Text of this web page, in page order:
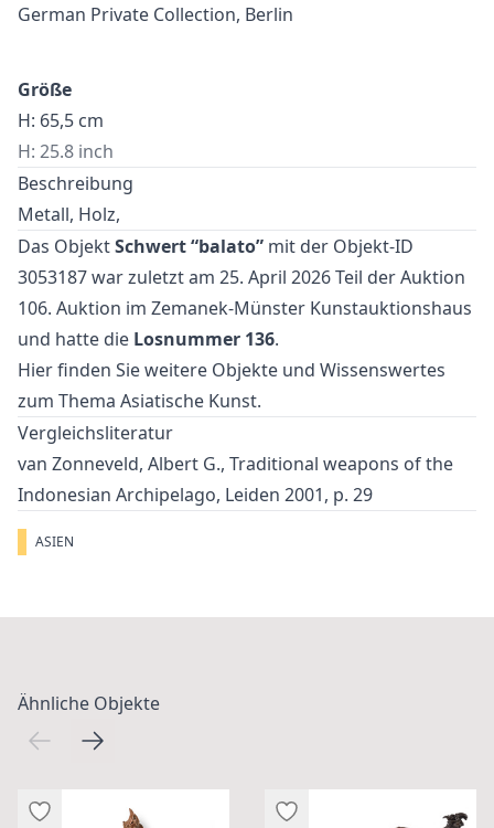
German Private Collection, Berlin
Größe
H: 65,5 cm
H: 25.8 inch
Beschreibung
Metall, Holz,
Das ObjektSchwert “balato” mit der Objekt-ID
3053187 war zuletzt am 25. April 2026 Teil der Auktion
106. Auktion im Zemanek-Münster Kunstauktionshaus
und hatte die Losnummer 136.
Hier finden Sie weitere Objekte und Wissenswertes
zum Thema Asiatische Kunst.
Vergleichsliteratur
van Zonneveld, Albert G., Traditional weapons of the
Indonesian Archipelago, Leiden 2001, p. 29
ASIEN
Ähnliche Objekte